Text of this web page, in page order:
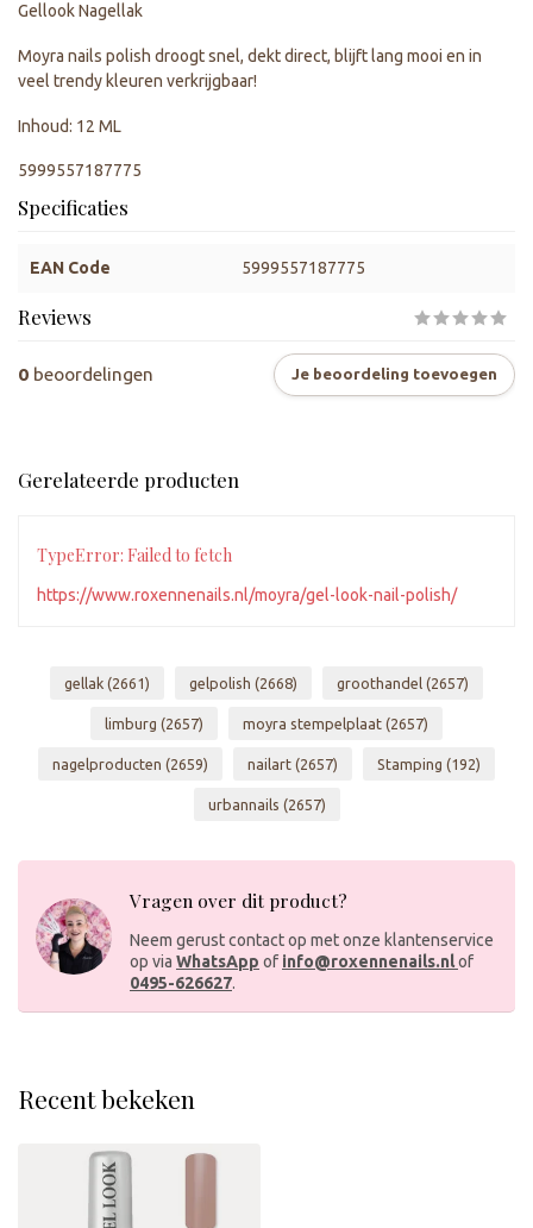
Gellook Nagellak
Moyra nails polish droogt snel, dekt direct, blijft lang mooi en in
veel trendy kleuren verkrijgbaar!
Inhoud: 12 ML
5999557187775
Specificaties
EAN Code 5999557187775
Reviews
0 beoordelingen Je beoordeling toevoegen
Gerelateerde producten
TypeError: Failed to fetch
https://www.roxennenails.nl/moyra/gel-look-nail-polish/
gellak (2661) gelpolish (2668) groothandel (2657)
limburg (2657) moyra stempelplaat (2657)
nagelproducten (2659) nailart (2657) Stamping (192)
urbannails (2657)
Vragen over dit product?
Neem gerust contact op met onze klantenservice
op via WhatsApp of info@roxennenails.nlof
0495-626627.
Recent bekeken